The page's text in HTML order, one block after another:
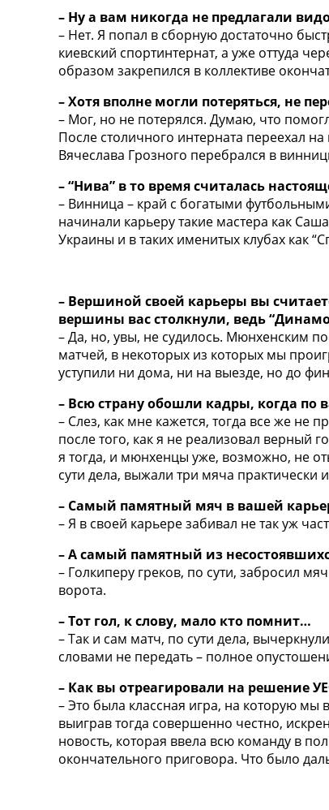
Англия. Премьер Лига
Испания. Ла Лига
Другие Турниры >>>
Таблицы
Таблицы групп Чемпионата
Украина. Премьер-Лига
Украина. Первая Лига
Лига Чемпионов. Таблицы
Англия. Премьер-Лига
Испания. Ла Лига
Все таблицы >>>
Рейтинги
Рейтинг стран УЕФА
ТВ программа
– Ну а вам никогда не предлагали
– Нет. Я попал в сборную достаточно
киевский спортинтернат, а уже оттуда
образом закрепился в коллективе
– Хотя вполне могли потеряться, не
– Мог, но не потерялся. Думаю, что
После столичного интерната переехал
Вячеслава Грозного перебрался в
– “Нива” в то время считалась
– Винница – край с богатыми
начинали карьеру такие мастера как
Украины и в таких именитых клубах как
– Вершиной своей карьеры вы
вершины вас столкнули, ведь
– Да, но, увы, не судилось. Мюнхенским
матчей, в некоторых из которых мы
уступили ни дома, ни на выезде, но до
– Всю страну обошли кадры, когда по
– Слез, как мне кажется, тогда все же
после того, как я не реализовал верный
я тогда, и мюнхенцы уже, возможно, не
сути дела, выжали три мяча
– Самый памятный мяч в вашей
– Я в своей карьере забивал не так уж
– А самый памятный из
– Голкиперу греков, по сути, забросил
ворота.
– Тот гол, к слову, мало кто помнит…
– Так и сам матч, по сути дела,
словами не передать – полное
– Как вы отреагировали на решение
– Это была классная игра, на которую
выиграв тогда совершенно честно,
новость, которая ввела всю команду в
окончательного приговора. Что было